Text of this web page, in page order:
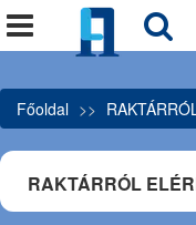
Főoldal
RAKTÁRRÓL